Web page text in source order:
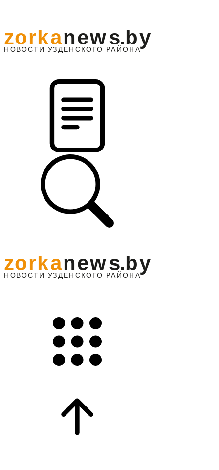
НО ВОСТИ УЗДЕНС КО ГО РАЙОНА
zorkanews.by